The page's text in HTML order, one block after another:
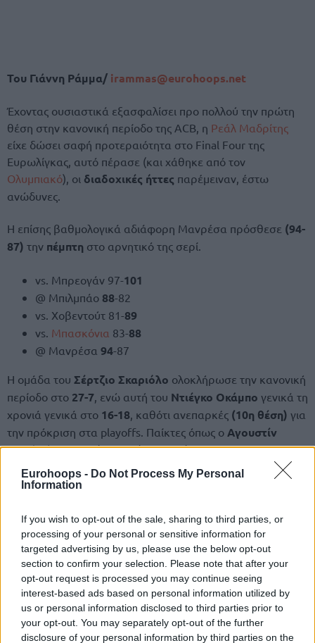
Eurohoops - Do Not Process My Personal
Information
If you wish to opt-out of the sale, sharing to third parties, or
processing of your personal or sensitive information for
targeted advertising by us, please use the below opt-out
section to confirm your selection. Please note that after your
opt-out request is processed you may continue seeing
interest-based ads based on personal information utilized by
us or personal information disclosed to third parties prior to
your opt-out. You may separately opt-out of the further
disclosure of your personal information by third parties on the
Του Γιάννη Ράμμα/ irammas@eurohoops.net
Έχοντας ουσιαστικά εξασφαλίσει προ πολλού την πρώτη
θέση στην κανονική περίοδο της ACB, η Ρεάλ Μαδρίτης
είχε δώσει σαφή προτεραιότητα στο Final Four της
Ευρωλίγκας, αυτό πέρασε (και χάθηκε από τον
Ολυμπιακό), οι διαδοχικές ήττες παρέμειναν, έστω
ανώδυνες.
Η επίσης βαθμολογικά αδιάφορη Μανρέσα πρόσθεσε (94-
87) την πέμπτη στο αρνητικό της σερί.
vs. Μπρεογάν 97-101
@ Μπιλμπάο 88-82
vs. Χοβεντούτ 81-89
vs. Μπασκόνια 83-88
@ Μανρέσα 94-87
Η ομάδα του Σέρτζιο Σκαριόλο ολοκλήρωσε την κανονική
περίοδο στο 27-7 , ενώ αυτή του Ντιέγκο Οκάμπο γενικά τη
χρονιά γενικά στο 16-18 , καθότι ανεπαρκές (10η θέση) για
την πρόκριση στα playoffs. Παίκτες όπως ο Αγουστίν
Ουβάλ(16π. με 4/4δίπ., 1/2τρίπ., 5/6β., 3ρ., 1κλ., 1λ. σε
14:17) κι ο
Πιέρ Οριόλα (13π. με 5/7δίπ., 0/1τρίπ., 3/4β.,
12ρ., 2ασ. σε 23:14) φρόντισαν τουλάχιστον να το κάνει με
Από την άλλη, οΜάριο Χεζόνια(32π. με 8/15δίπ.,
4/14τρίπ., 4/4β., 6ρ., 1κλ., 1κοψ., 1λ. σε 30:05) σκόραρε
μεν αρκετά για τη Ρεάλ Μαδρίτης, αλλά με χαμηλό
ποσοστό ευστοχίας στα σουτ εντός παιδιάς (31%).
Η συνέχεια με αντίπαλο την Τενερίφη (18-16) στην
ημιτελική φάση (best-of-three).